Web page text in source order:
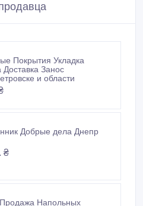
Покрытия Укладка
Занос
и области
Добрые дела Днепр
₴
Напольных